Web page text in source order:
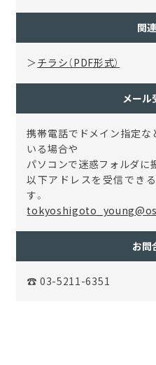
関
＞チラシ（PDF形式）
メール
携帯電話でドメイン指定な
いる場合や
パソコンで迷惑フォルダに
以下アドレスを受信でき
す。
お問
☎ 03-5211-6351